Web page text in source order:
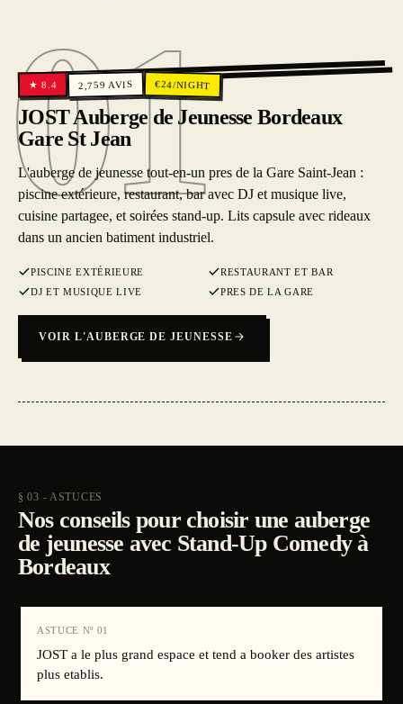
01
01
★8.4 2,759 AVIS €24/NIGHT
JOST Auberge de Jeunesse Bordeaux
Gare St Jean
L'auberge de jeunesse tout-en-un pres de la Gare Saint-Jean :
piscine extérieure, restaurant, bar avec DJ et musique live,
cuisine partagee, et soirées stand-up. Lits capsule avec rideaux
dans un ancien batiment industriel.
PISCINE EXTÉRIEURE
RESTAURANT ET BAR
DJ ET MUSIQUE LIVE
PRES DE LA GARE
VOIR L'AUBERGE DE JEUNESSE
§ 03 - ASTUCES
Nos conseils pour choisir une auberge
de jeunesse avec Stand-Up Comedy à
Bordeaux
ASTUCE Nº 01
JOST a le plus grand espace et tend a booker des artistes
plus etablis.